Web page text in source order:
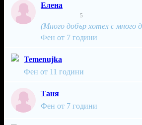
Елена
5
(Много добър хотел с много
Фен от 7 години
Temenujka
Фен от 11 години
Таня
Фен от 7 години